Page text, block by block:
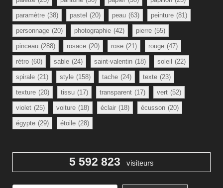
paramètre (38) pastel (20) peau (63) peinture (81)
personnage (20) photographie (42) pierre (55)
pinceau (288) rosace (20) rose (21) rouge (47)
rétro (60) sable (24) saint-valentin (18) soleil (22)
spirale (21) style (158) tache (24) texte (23)
texture (20) tissu (17) transparent (17) vert (52)
violet (25) voiture (18) éclair (18) écusson (20)
égypte (29) étoile (28)
5 592 823 visiteurs